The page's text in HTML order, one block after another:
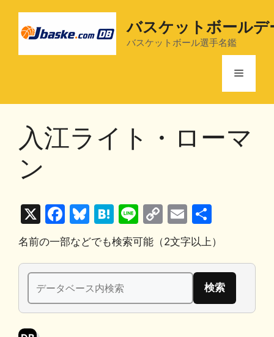
バスケットボールデ
バスケットボール選手名鑑
メ
入江ライト・ローマ
ン
X
F
a
c
e
b
o
Bl
u
e
s
k
y
H
at
e
n
a
Li
n
e
C
o
p
y
n
E
m
ai
l
有
名前の一部などでも検索可能（2文字以上）
検
索: